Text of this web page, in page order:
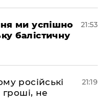
ми успішно
балістичну
21:53
російські
гроші, не
21:19